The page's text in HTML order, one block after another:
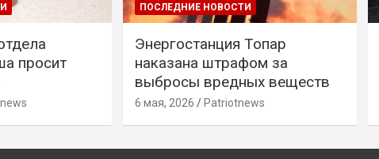
просит
ПОСЛЕДНИЕ НОВОСТИ
Энергостанция Топар
наказана штрафом за
выбросы вредных веществ
6 мая, 2026 Patriotnews